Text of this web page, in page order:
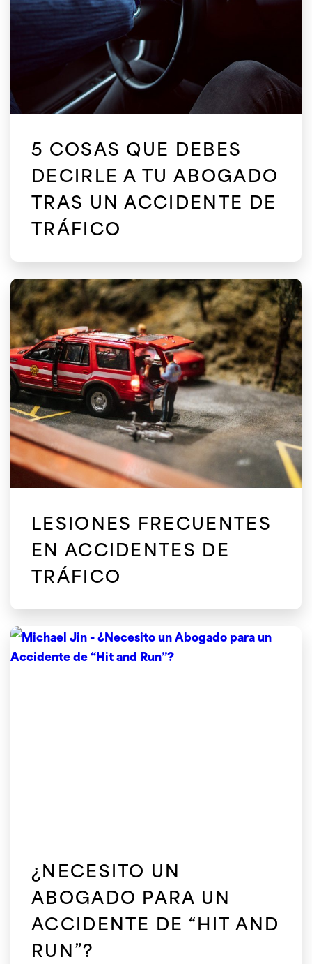
5 COSAS QUE DEBES
DECIRLE A TU ABOGADO
TRAS UN ACCIDENTE DE
TRÁFICO
LESIONES FRECUENTES
EN ACCIDENTES DE
TRÁFICO
¿NECESITO UN
ABOGADO PARA UN
ACCIDENTE DE “HIT AND
RUN”?